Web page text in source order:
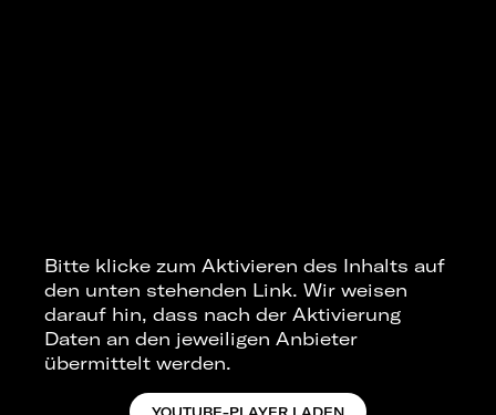
Bitte klicke zum Aktivieren des Inhalts auf
den unten stehenden Link. Wir weisen
darauf hin, dass nach der Aktivierung
Daten an den jeweiligen Anbieter
übermittelt werden.